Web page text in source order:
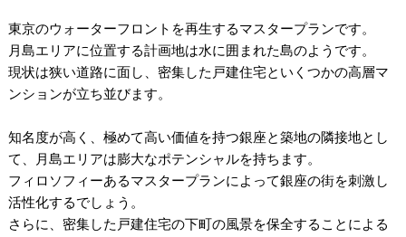
東京のウォーターフロントを再生するマスタープランです。
月島エリアに位置する計画地は水に囲まれた島のようです。
現状は狭い道路に面し、密集した戸建住宅といくつかの高層マ
ンションが立ち並びます。
知名度が高く、極めて高い価値を持つ銀座と築地の隣接地とし
て、月島エリアは膨大なポテンシャルを持ちます。
フィロソフィーあるマスタープランによって銀座の街を刺激し
活性化するでしょう。
さらに、密集した戸建住宅の下町の風景を保全することによる